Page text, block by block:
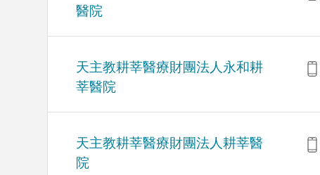
醫院
天主教耕莘醫療財團法人永和耕
莘醫院
天主教耕莘醫療財團法人耕莘醫
院